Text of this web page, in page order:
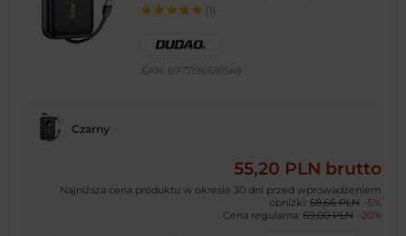
(1)
EAN: 6977196681549
Czarny
55,20 PLN brutto
Najniższa cena produktu w okresie 30 dni przed wprowadzeniem
obniżki: 58,66 PLN -5%
Cena regularna: 69,00 PLN -20%